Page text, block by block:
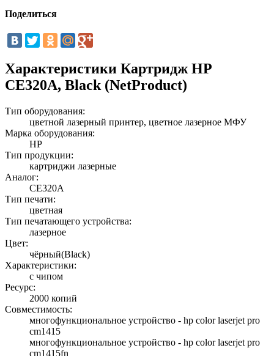
Поделиться
Характеристики Картридж HP
CE320A, Black (NetProduct)
Тип оборудования:
цветной лазерный принтер, цветное лазерное МФУ
Марка оборудования:
HP
Тип продукции:
картриджи лазерные
Аналог:
CE320A
Тип печати:
цветная
Тип печатающего устройства:
лазерное
Цвет:
чёрный(Black)
Характеристики:
с чипом
Ресурс:
2000 копий
Совместимость:
многофункциональное устройство - hp color laserjet pro
cm1415
многофункциональное устройство - hp color laserjet pro
cm1415fn